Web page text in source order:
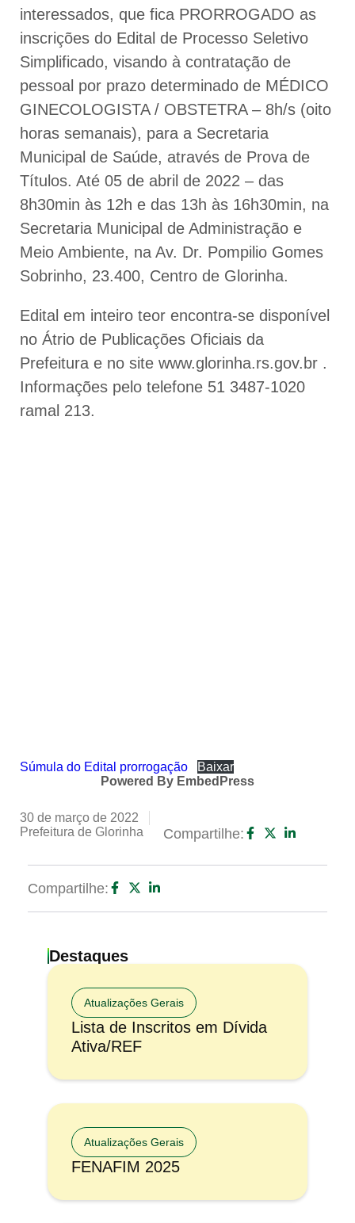
interessados, que fica PRORROGADO as
inscrições do Edital de Processo Seletivo
Simplificado, visando à contratação de
pessoal por prazo determinado de MÉDICO
GINECOLOGISTA / OBSTETRA – 8h/s (oito
horas semanais), para a Secretaria
Municipal de Saúde, através de Prova de
Títulos. Até 05 de abril de 2022 – das
8h30min às 12h e das 13h às 16h30min, na
Secretaria Municipal de Administração e
Meio Ambiente, na Av. Dr. Pompilio Gomes
Sobrinho, 23.400, Centro de Glorinha.
Edital em inteiro teor encontra-se disponível
no Átrio de Publicações Oficiais da
Prefeitura e no site www.glorinha.rs.gov.br .
Informações pelo telefone 51 3487-1020
ramal 213.
Powered By EmbedPress
Súmula do Edital prorrogação Baixar
30 de março de 2022
Prefeitura de Glorinha
Compartilhe:
Compartilhe:
Destaques
Atualizações Gerais
Lista de Inscritos em Dívida
Ativa/REF
Atualizações Gerais
FENAFIM 2025